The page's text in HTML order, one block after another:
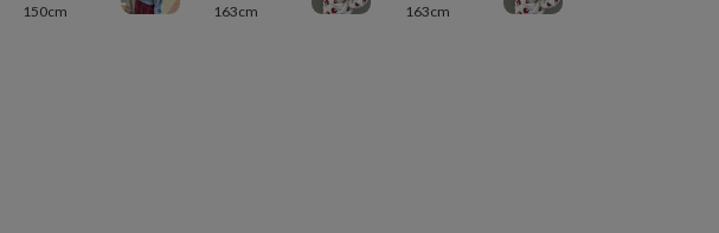
150cm
163cm
163cm